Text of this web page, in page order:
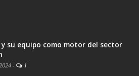
y su equipo como motor del sector
- 1